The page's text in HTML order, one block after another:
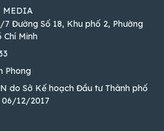
MEDIA
Đường Số 18, Khu phố 2, Phường
Chí Minh
Phong
do Sở Kế hoạch Đầu tư Thành phố
06/12/2017